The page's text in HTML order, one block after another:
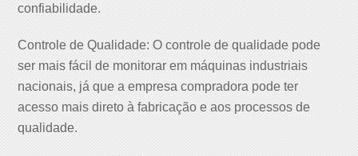
confiabilidade.
Controle de Qualidade: O controle de qualidade pode
ser mais fácil de monitorar em máquinas industriais
nacionais, já que a empresa compradora pode ter
acesso mais direto à fabricação e aos processos de
qualidade.